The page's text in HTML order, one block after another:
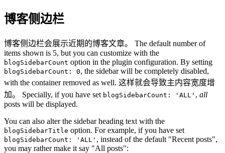
博客侧边栏
博客侧边栏会展示近期的博客文章。 The default number of
items shown is 5, but you can customize with the
blogSidebarCount option in the plugin configuration. By setting
blogSidebarCount: 0, the sidebar will be completely disabled,
with the container removed as well. 这样就会导致主内容宽度增
加。 Specially, if you have set blogSidebarCount: 'ALL' , all
posts will be displayed.
You can also alter the sidebar heading text with the
blogSidebarTitle option. For example, if you have set
blogSidebarCount: 'ALL' , instead of the default "Recent posts",
you may rather make it say "All posts":